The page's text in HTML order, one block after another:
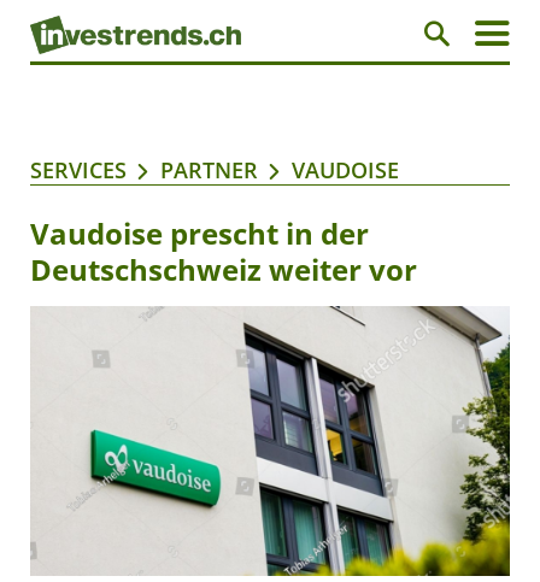
SERVICES PARTNER VAUDOISE
Vaudoise prescht in der
Deutschschweiz weiter vor